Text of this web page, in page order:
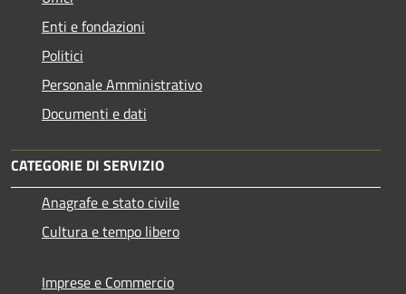
Enti e fondazioni
Politici
Personale Amministrativo
Documenti e dati
CATEGORIE DI SERVIZIO
Anagrafe e stato civile
Cultura e tempo libero
Imprese e Commercio